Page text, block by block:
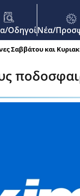
ΟδηγοίΝέα/
Σαββάτου και